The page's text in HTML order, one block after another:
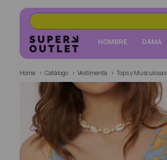
HOMBRE DAMA
Home Catálogo Vestimenta Tops y Musculosas